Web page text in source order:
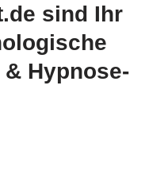
sind Ihr
Hypnose-